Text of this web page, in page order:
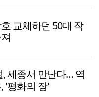
교체하던 50대 작
세종서 만난다… 역
'평화의 장'